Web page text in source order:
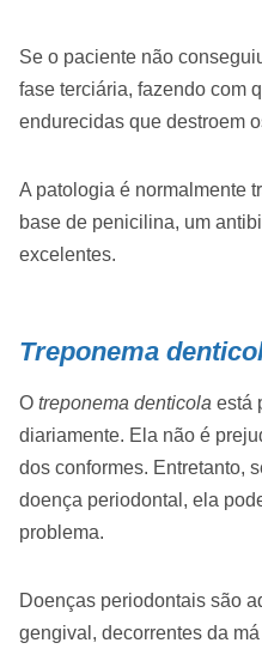
Se o paciente não
fase terciária, fazendo com
endurecidas que destroem
A patologia é normalmente
base de penicilina, um
excelentes.
Treponema
O treponema denticola está
diariamente. Ela não é
dos conformes. Entretanto,
doença periodontal, ela
problema.
Doenças periodontais são
gengival, decorrentes da